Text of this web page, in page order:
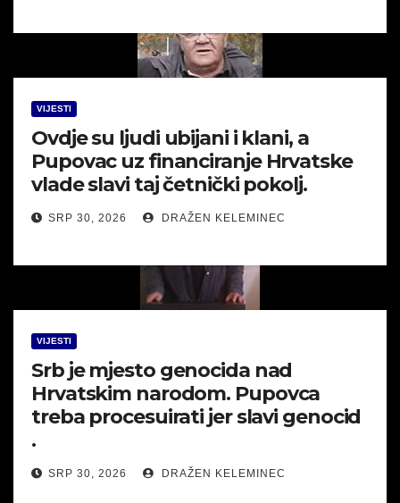
VIJESTI
Ovdje su ljudi ubijani i klani, a
Pupovac uz financiranje Hrvatske
vlade slavi taj četnički pokolj.
SRP 30, 2026 DRAŽEN KELEMINEC
VIJESTI
Srb je mjesto genocida nad
Hrvatskim narodom. Pupovca
treba procesuirati jer slavi genocid
.
SRP 30, 2026 DRAŽEN KELEMINEC